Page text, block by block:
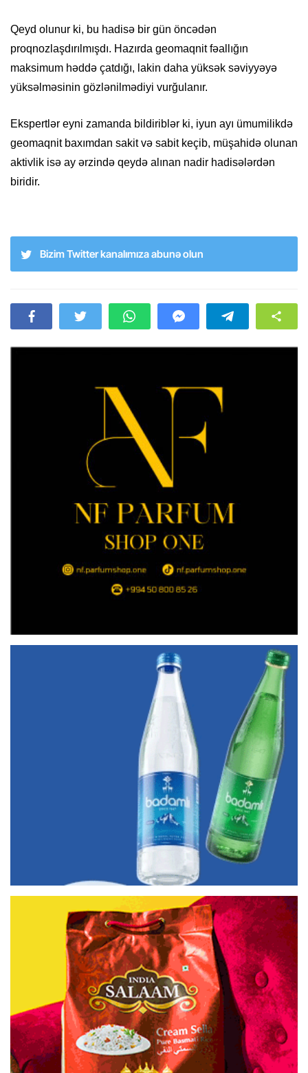
Qeyd olunur ki, bu hadisə bir gün öncədən
proqnozlaşdırılmışdı. Hazırda geomaqnit fəallığın
maksimum həddə çatdığı, lakin daha yüksək səviyyəyə
yüksəlməsinin gözlənilmədiyi vurğulanır.
Ekspertlər eyni zamanda bildiriblər ki, iyun ayı ümumilikdə
geomaqnit baxımdan sakit və sabit keçib, müşahidə olunan
aktivlik isə ay ərzində qeydə alınan nadir hadisələrdən
biridir.
Bizim Twitter kanalımıza abunə olun